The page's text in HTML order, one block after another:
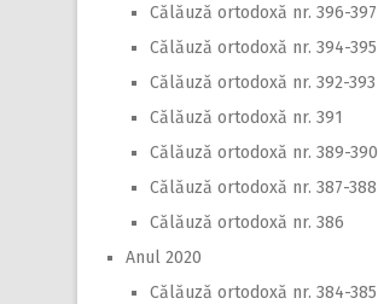
Călăuză ortodoxă nr. 396-397
Călăuză ortodoxă nr. 394-395
Călăuză ortodoxă nr. 392-393
Călăuză ortodoxă nr. 391
Călăuză ortodoxă nr. 389-390
Călăuză ortodoxă nr. 387-388
Călăuză ortodoxă nr. 386
Anul 2020
Călăuză ortodoxă nr. 384-385